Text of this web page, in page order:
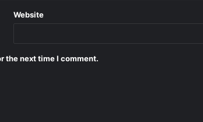
Website
the next time I comment.